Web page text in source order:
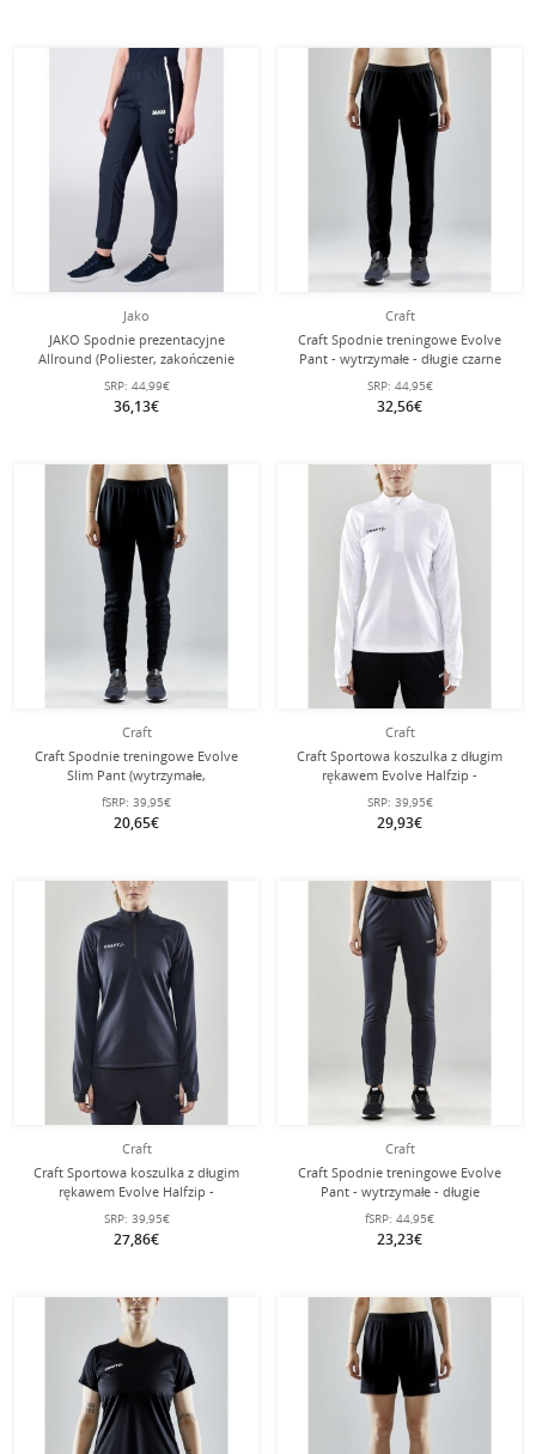
Jako
JAKO Spodnie prezentacyjne
Allround (Poliester, zakończenie
nogawki z ribb) długie granatowe
damskie
SRP: 44,99€
36,13€
Craft
Craft Spodnie treningowe Evolve
Pant - wytrzymałe - długie czarne
damskie
SRP: 44,95€
32,56€
Craft
Craft Spodnie treningowe Evolve
Slim Pant (wytrzymałe,
dopasowane) długie czarne damskie
fSRP: 39,95€
20,65€
Craft
Craft Sportowa koszulka z długim
rękawem Evolve Halfzip -
wytrzymała, z materiału
elastycznego - biała Damska
SRP: 39,95€
29,93€
Craft
Craft Sportowa koszulka z długim
rękawem Evolve Halfzip -
wytrzymała, z materiału
elastycznego - ciemnoszara dla
kobiet
SRP: 39,95€
27,86€
Craft
Craft Spodnie treningowe Evolve
Pant - wytrzymałe - długie
ciemnoszare dla kobiet
fSRP: 44,95€
23,23€